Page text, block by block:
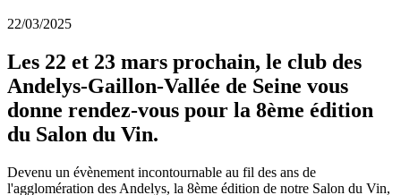
22/03/2025
Les 22 et 23 mars prochain, le club des
Andelys-Gaillon-Vallée de Seine vous
donne rendez-vous pour la 8ème édition
du Salon du Vin.
Devenu un évènement incontournable au fil des ans de
l'agglomération des Andelys, la 8ème édition de notre Salon du Vin,